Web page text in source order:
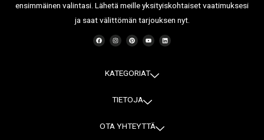
ensimmäinen valintasi. Lähetä meille yksityiskohtaiset vaatimuksesi
ja saat välittömän tarjouksen nyt.
F
a
c
I
n
s
r
a
P
i
n
e
s
Y
o
u
e
L
i
n
KATEGORIAT
TIETOJA
OTA YHTEYTTÄ